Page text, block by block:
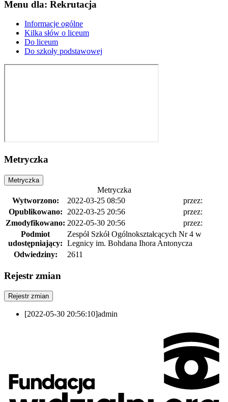
Menu dla: Rekrutacja
Informacje ogólne
Kilka słów o liceum
Do liceum
Do szkoły podstawowej
Metryczka
Metryczka
Metryczka
Wytworzono:
2022-03-25 08:50
przez:
Opublikowano:
2022-03-25 20:56
przez:
Zmodyfikowano: 2022-05-30 20:56
przez:
Podmiot
udostępniający:
Zespół Szkół Ogólnokształcących Nr 4 w
Legnicy im. Bohdana Ihora Antonycza
Odwiedziny:
2611
Rejestr zmian
Rejestr zmian
[2022-05-30 20:56:10]admin